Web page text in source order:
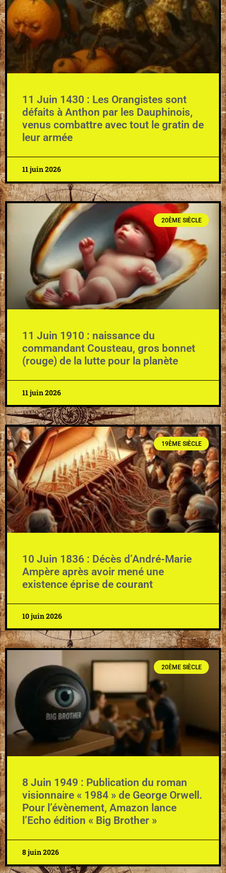
11 Juin 1430 : Les Orangistes sont
défaits à Anthon par les Dauphinois,
venus combattre avec tout le gratin de
leur armée
11 juin 2026
20ÈME SIÈCLE
11 Juin 1910 : naissance du
commandant Cousteau, gros bonnet
(rouge) de la lutte pour la planète
11 juin 2026
19ÈME SIÈCLE
10 Juin 1836 : Décès d’André-Marie
Ampère après avoir mené une
existence éprise de courant
10 juin 2026
20ÈME SIÈCLE
8 Juin 1949 : Publication du roman
visionnaire « 1984 » de George Orwell.
Pour l’évènement, Amazon lance
l’Echo édition « Big Brother »
8 juin 2026